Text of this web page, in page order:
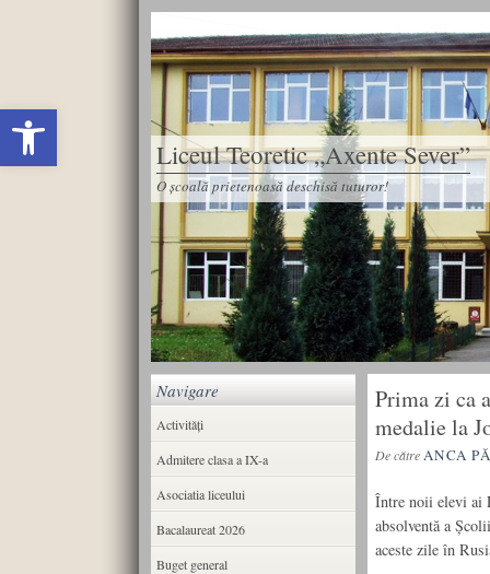
Deschide bara de unelte
Liceul Teoretic „Axente Sever”
O școală prietenoasă deschisă tuturor!
Prima zi ca
medalie la
De cătreANCA
Între noii elevi ai
absolventă a
aceste zile în
Navigare
Activități
Admitere clasa a IX-a
Asociatia liceului
Bacalaureat 2026
Buget general